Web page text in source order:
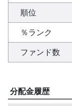
順位
％ランク
ファンド数
分配金履歴